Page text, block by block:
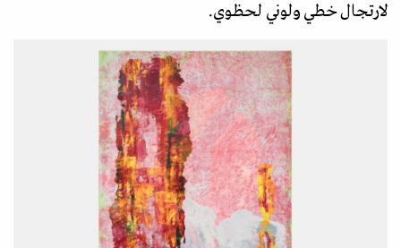
لارتجال خطي ولوني لحظوي.